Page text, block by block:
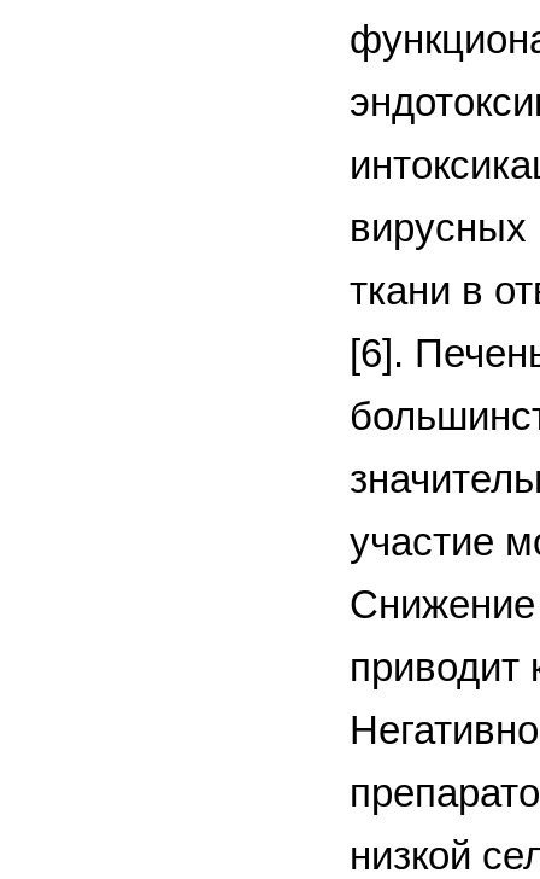
вирусных
ткани в
[6].
участие
приводит
низкой